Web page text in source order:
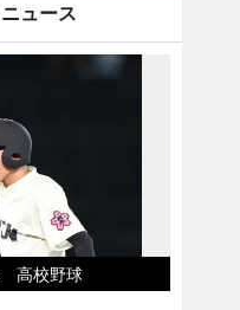
ュース
高校野球